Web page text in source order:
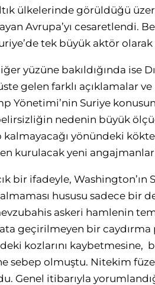
ülkelerinde görüldüğü
Avrupa’yı cesaretlendi.
tek büyük aktör olarak
yüzüne bakıldığında ise
üste gelen farklı
Yönetimi’nin Suriye
nedenin büyük
kalmayacağı yönündeki
kurulacak yeni
bir ifadeyle,
hususu sadece bir
askeri hamlenin
geçirilmeyen bir caydırma
kozlarını kaybetmesine,
sebep olmuştu. Nitekim füze
Genel itibarıyla